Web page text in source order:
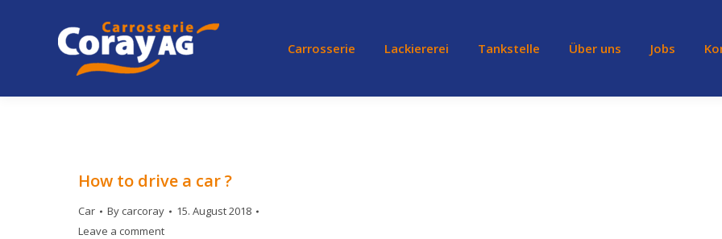
Carrosserie Lackiererei Tankstelle Über uns Jobs
How to drive a car ?
Car By carcoray
15. August 2018
Leave a comment